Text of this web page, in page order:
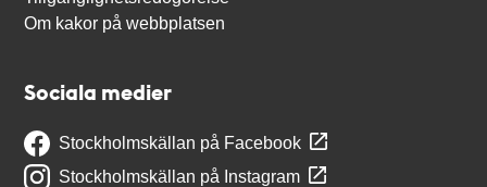
Om kakor på webbplatsen
Sociala medier
Stockholmskällan på Facebook
Stockholmskällan på Instagram